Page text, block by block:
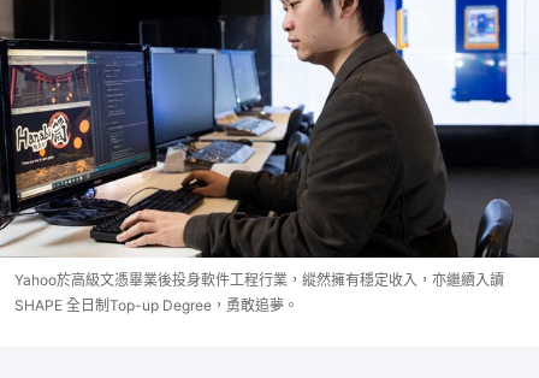
Yahoo於高級文憑畢業後投身軟件工程行業，縱然擁有穩定收入，亦繼續入讀
SHAPE 全日制Top-up Degree，勇敢追夢。